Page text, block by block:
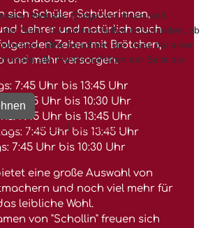
sich Schüler, Schülerinnen,
Lehrer und natürlich auch
Zeiten mit Brötchen,
und mehr versorgen.
7:45 Uhr bis 13:45 Uhr
7:45 Uhr bis 10:30 Uhr
7:45 Uhr bis 13:45 Uhr
7:45 Uhr bis 13:45 Uhr
7:45 Uhr bis 10:30 Uhr
eine große Auswahl von
und noch viel mehr für
leibliche Wohl.
von "Schollin" freuen sich
Website. Einige von ihnen sind
Seite. Sie können selbst entscheiden, ob
Bitte beachten Sie, dass bei einer
mehr alle Funktionalitäten der Seite zur
Informationen |Impressum